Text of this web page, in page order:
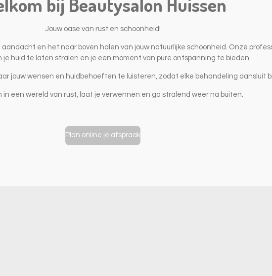
Jouw oase van rust en schoonheid!
en het naar boven halen van jouw natuurlijke schoonheid. Onze
je huid te laten stralen en je een moment van pure ontspanning te bieden.
jouw wensen en huidbehoeften te luisteren, zodat elke behandeling aansluit
in een wereld van rust, laat je verwennen en ga stralend weer na buiten.
Plan online je afspraak